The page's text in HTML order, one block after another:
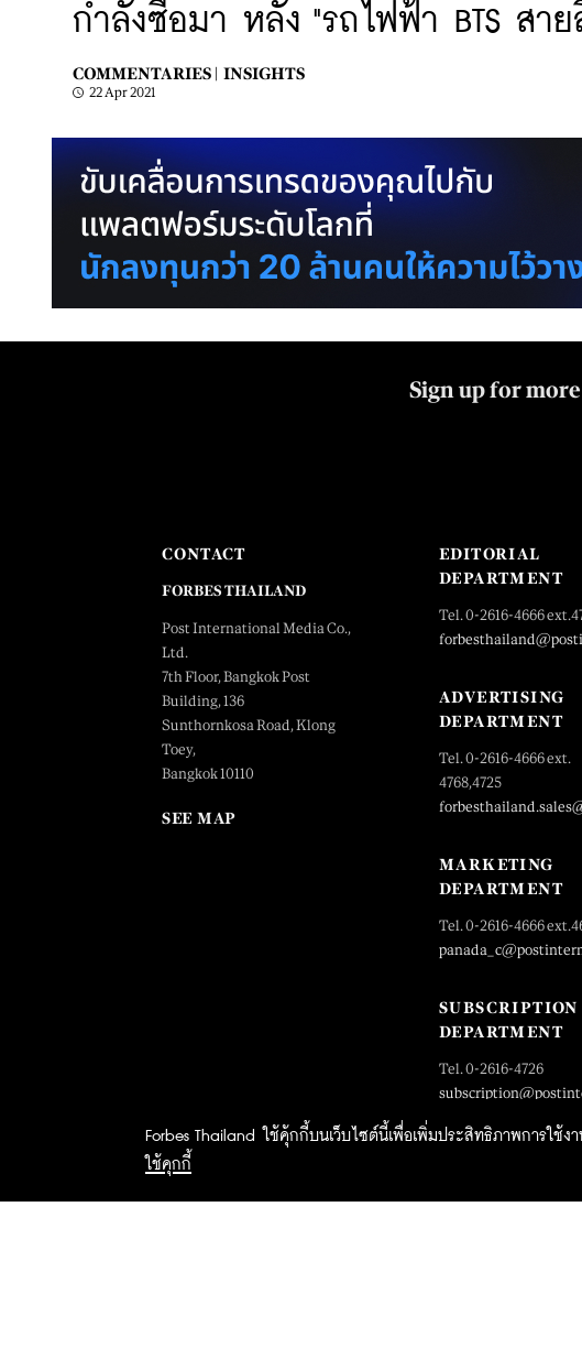
กำลังซื้อมา หลัง "รถไฟฟ้า BTS สา
COMMENTARIES | INSIGHTS
22 Apr 2021
Forbes Thailand ใช้คุ้กกี้บนเว็บไซต์นี้เพื่อเพิ่มประสิทธิภาพการใช้ง
ใช้คุกกี้
Sign up for
CONTACT
FORBES THAILAND
Post International Media Co.,
Ltd.
7th Floor, Bangkok Post
Building, 136
Sunthornkosa Road, Klong
Toey,
Bangkok 10110
SEE MAP
EDITORIAL
DEPARTMENT
Tel. 0-2616-4666
ADVERTISING
DEPARTMENT
Tel. 0-2616-4666 ext.
4768,4725
MARKETING
DEPARTMENT
Tel. 0-2616-4666
SUBSCRIPTION
DEPARTMENT
Tel. 0-2616-4726